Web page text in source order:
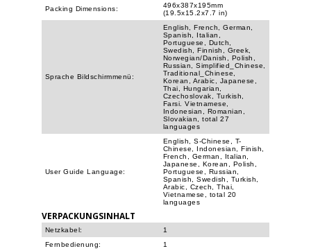
Packing Dimensions:
496x387x195mm
(19.5x15.2x7.7 in)
Sprache Bildschirmmenü:
English, French, German,
Spanish, Italian,
Portuguese, Dutch,
Swedish, Finnish, Greek,
Norwegian/Danish, Polish,
Russian, Simplified_Chinese,
Traditional_Chinese,
Korean, Arabic, Japanese,
Thai, Hungarian,
Czechoslovak, Turkish,
Farsi. Vietnamese,
Indonesian, Romanian,
Slovakian, total 27
languages
User Guide Language:
English, S-Chinese, T-
Chinese, Indonesian, Finish,
French, German, Italian,
Japanese, Korean, Polish,
Portuguese, Russian,
Spanish, Swedish, Turkish,
Arabic, Czech, Thai,
Vietnamese, total 20
languages
VERPACKUNGSINHALT
Netzkabel:
1
Fernbedienung:
1